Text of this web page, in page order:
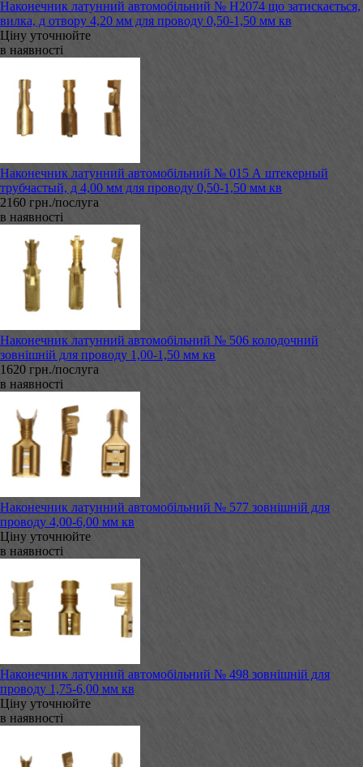
Наконечник латунний автомобільний № Н2074 що затискається,
вилка, д отвору 4,20 мм для проводу 0,50-1,50 мм кв
Ціну уточнюйте
в наявності
Наконечник латунний автомобільний № 015 А штекерный
трубчастый, д 4,00 мм для проводу 0,50-1,50 мм кв
2160 грн./послуга
в наявності
Наконечник латунний автомобільний № 506 колодочний
зовнішній для проводу 1,00-1,50 мм кв
1620 грн./послуга
в наявності
Наконечник латунний автомобільний № 577 зовнішній для
проводу 4,00-6,00 мм кв
Ціну уточнюйте
в наявності
Наконечник латунний автомобільний № 498 зовнішній для
проводу 1,75-6,00 мм кв
Ціну уточнюйте
в наявності